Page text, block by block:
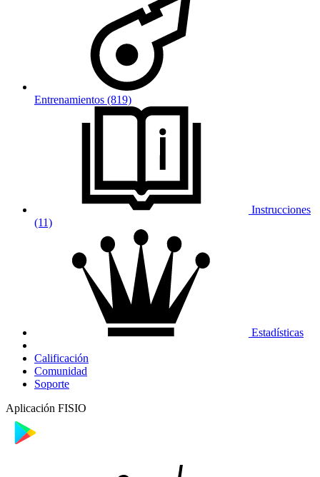
Entrenamientos (819)
Instrucciones
(11)
Estadísticas
Calificación
Comunidad
Soporte
Aplicación FISIO